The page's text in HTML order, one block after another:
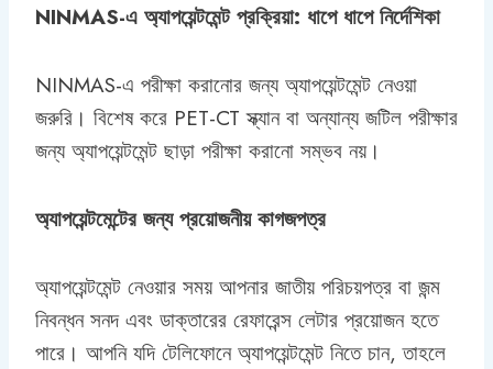
NINMAS-এ অ্যাপয়েন্টমেন্ট প্রক্রিয়া: ধাপে ধাপে নির্দেশিকা
NINMAS-এ পরীক্ষা করানোর জন্য অ্যাপয়েন্টমেন্ট নেওয়া
জরুরি। বিশেষ করে PET-CT স্ক্যান বা অন্যান্য জটিল পরীক্ষার
জন্য অ্যাপয়েন্টমেন্ট ছাড়া পরীক্ষা করানো সম্ভব নয়।
অ্যাপয়েন্টমেন্টের জন্য প্রয়োজনীয় কাগজপত্র
অ্যাপয়েন্টমেন্ট নেওয়ার সময় আপনার জাতীয় পরিচয়পত্র বা জন্ম
নিবন্ধন সনদ এবং ডাক্তারের রেফারেন্স লেটার প্রয়োজন হতে
পারে। আপনি যদি টেলিফোনে অ্যাপয়েন্টমেন্ট নিতে চান, তাহলে